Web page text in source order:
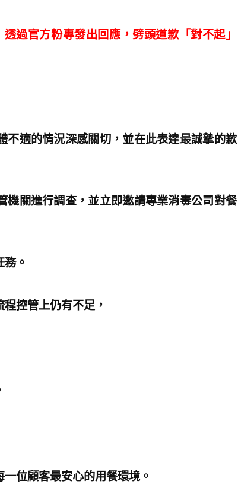
過官方粉專發出回應，劈頭道歉「對不起」
不適的情況深感關切，並在此表達最誠摯的歉
機關進行調查，並立即邀請專業消毒公司對餐
。
控管上仍有不足，
位顧客最安心的用餐環境。